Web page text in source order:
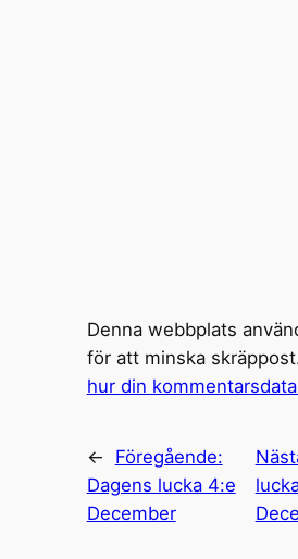
Denna webbplats
för att minska
hur din
←
Föregående:
Dagens lucka 4:e
December